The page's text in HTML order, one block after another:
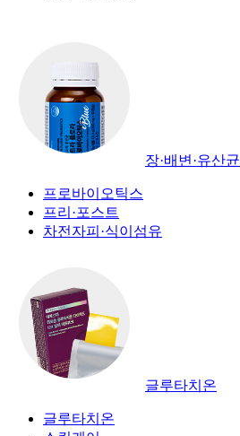
장·배변·유산균
프로바이오틱스
프리·포스트
차전자피·식이섬유
글루타치온
글루타치온